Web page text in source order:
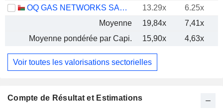
OQ GAS NETWORKS SAOG
13.29x 6.25x
Moyenne
19,84x 7,41x
Moyenne pondérée par Capi.
15,90x 4,63x
Voir toutes les valorisations sectorielles
Compte de Résultat et Estimations